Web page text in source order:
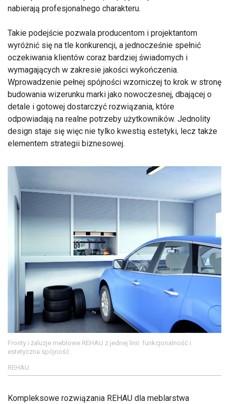
nabierają profesjonalnego charakteru.
Takie podejście pozwala producentom i projektantom
wyróżnić się na tle konkurencji, a jednocześnie spełnić
oczekiwania klientów coraz bardziej świadomych i
wymagających w zakresie jakości wykończenia.
Wprowadzenie pełnej spójności wzorniczej to krok w stronę
budowania wizerunku marki jako nowoczesnej, dbającej o
detale i gotowej dostarczyć rozwiązania, które
odpowiadają na realne potrzeby użytkowników. Jednolity
design staje się więc nie tylko kwestią estetyki, lecz także
elementem strategii biznesowej.
Fronty i żaluzje meblowe REHAU z jednej linii: funkcjonalność i
estetyczna spójność
REHAU
Kompleksowe rozwiązania REHAU dla meblarstwa